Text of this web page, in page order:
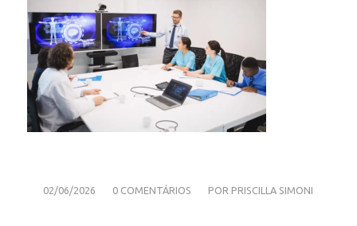
02/06/2026
/ 0 COMENTÁRIOS
/ POR PRISCILLA SIMONI